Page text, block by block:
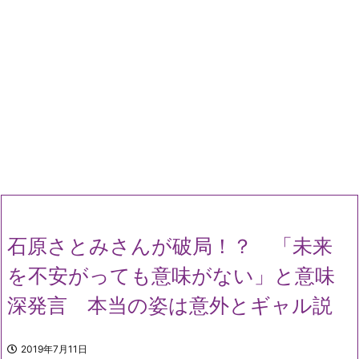
石原さとみさんが破局！？ 「未来
を不安がっても意味がない」と意味
深発言 本当の姿は意外とギャル説
2019年7月11日